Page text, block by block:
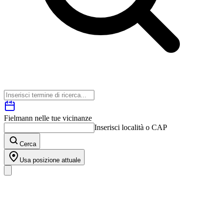
Fielmann nelle tue vicinanze
Inserisci località o CAP
Cerca
Usa posizione attuale